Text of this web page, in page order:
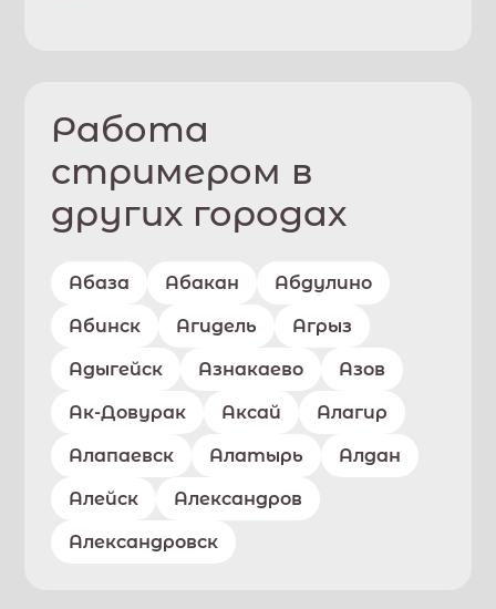
Работа
стримером в
других городах
Абаза Абакан Абдулино
Абинск Агидель Агрыз
Адыгейск Азнакаево Азов
Ак-Довурак Аксай Алагир
Алапаевск Алатырь Алдан
Алейск Александров
Александровск